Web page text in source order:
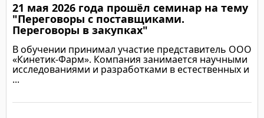
21 мая 2026 года прошёл семинар на тему
"Переговоры с поставщиками.
Переговоры в закупках"
В обучении принимал участие представитель ООО
«Кинетик-Фарм». Компания занимается научными
исследованиями и разработками в естественных и
...